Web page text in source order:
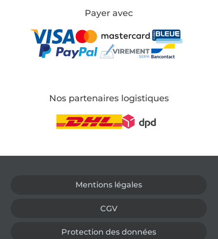
Payer avec
Nos partenaires logistiques
Mentions légales
CGV
Protection des données